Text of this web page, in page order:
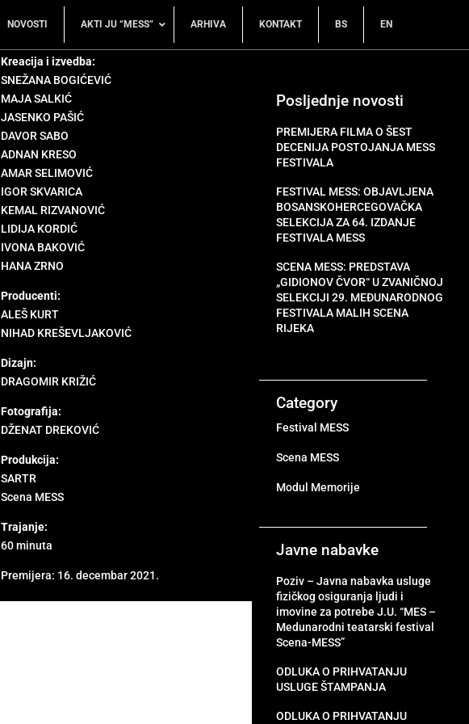
NOVOSTI AKTI JU “MESS” ARHIVA KONTAKT BS EN
Kreacija i izvedba:
SNEŽANA BOGIĆEVIĆ
MAJA SALKIĆ
JASENKO PAŠIĆ
DAVOR SABO
ADNAN KRESO
AMAR SELIMOVIĆ
IGOR SKVARICA
KEMAL RIZVANOVIĆ
LIDIJA KORDIĆ
IVONA BAKOVIĆ
HANA ZRNO
Producenti:
ALEŠ KURT
NIHAD KREŠEVLJAKOVIĆ
Dizajn:
DRAGOMIR KRIŽIĆ
Fotografija:
DŽENAT DREKOVIĆ
Produkcija:
SARTR
Scena MESS
Trajanje:
60 minuta
Premijera: 16. decembar 2021.
Posljednje novosti
PREMIJERA FILMA O ŠEST
DECENIJA POSTOJANJA MESS
FESTIVALA
FESTIVAL MESS: OBJAVLJENA
BOSANSKOHERCEGOVAČKA
SELEKCIJA ZA 64. IZDANJE
FESTIVALA MESS
SCENA MESS: PREDSTAVA
„GIDIONOV ČVOR“ U ZVANIČNOJ
SELEKCIJI 29. MEĐUNARODNOG
FESTIVALA MALIH SCENA
RIJEKA
Category
Festival MESS
Scena MESS
Modul Memorije
Javne nabavke
Poziv – Javna nabavka usluge
fizičkog osiguranja ljudi i
imovine za potrebe J.U. “MES –
Medunarodni teatarski festival
Scena-MESS”
ODLUKA O PRIHVATANJU
USLUGE ŠTAMPANJA
ODLUKA O PRIHVATANJU